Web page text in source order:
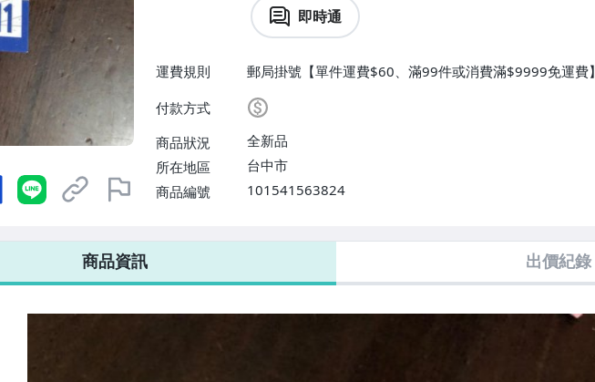
即時通
運費規則
郵局掛號【單件運費$60、滿99件或消費滿$9999免運費】
付款方式
商品狀況
全新品
所在地區
台中市
商品編號
101541563824
商品資訊 出價紀錄